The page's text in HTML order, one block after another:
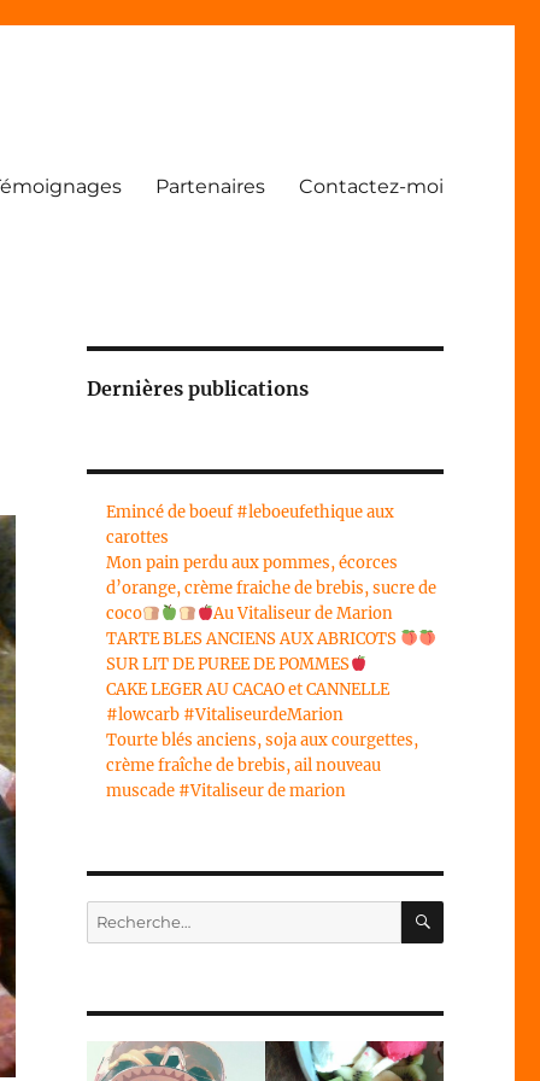
Partenaires Contactez-moi
Dernières publications
Emincé de boeuf #leboeufethique aux
carottes
Mon pain perdu aux pommes, écorces
d’orange, crème fraiche de brebis, sucre de
coco
Au Vitaliseur de Marion
TARTE BLES ANCIENS AUX ABRICOTS
SUR LIT DE PUREE DE POMMES
CAKE LEGER AU CACAO et CANNELLE
#lowcarb #VitaliseurdeMarion
Tourte blés anciens, soja aux courgettes,
crème fraîche de brebis, ail nouveau
muscade #Vitaliseur de marion
Recherche
pour :